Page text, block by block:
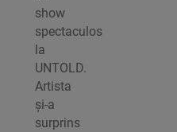
show
spectaculos
la
UNTOLD.
Artista
și-a
surprins